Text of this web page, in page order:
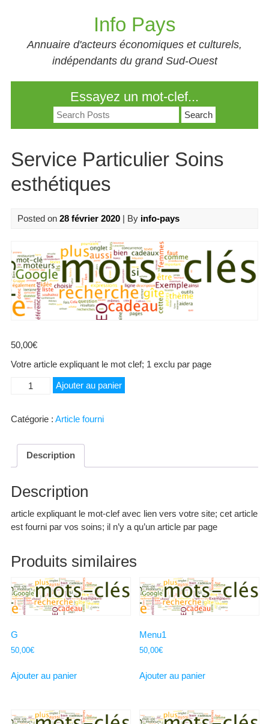
Info Pays
Annuaire d'acteurs économiques et culturels,
indépendants du grand Sud-Ouest
Essayez un mot-clef...
Search
for:
Service Particulier Soins
esthétiques
Posted on 28 février 2020| By info-pays
50,00€
Votre article expliquant le mot clef; 1 exclu par page
quantité
Particulier
Ajouter au panier
Catégorie : Article fourni
Description
Description
article expliquant le mot-clef avec lien vers votre site; cet article
est fourni par vos soins; il n’y a qu’un article par page
Produits similaires
G
50,00€
Ajouter au panier
Menu1
50,00€
Ajouter au panier